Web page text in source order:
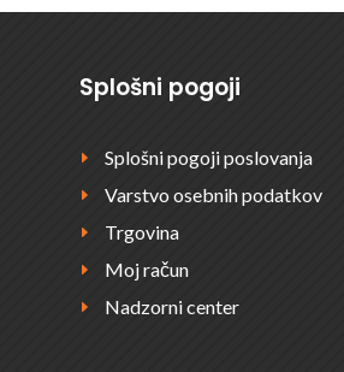
Splošni pogoji
E Splošni pogoji poslovanja
E Varstvo osebnih podatkov
E Trgovina
E Moj račun
E Nadzorni center